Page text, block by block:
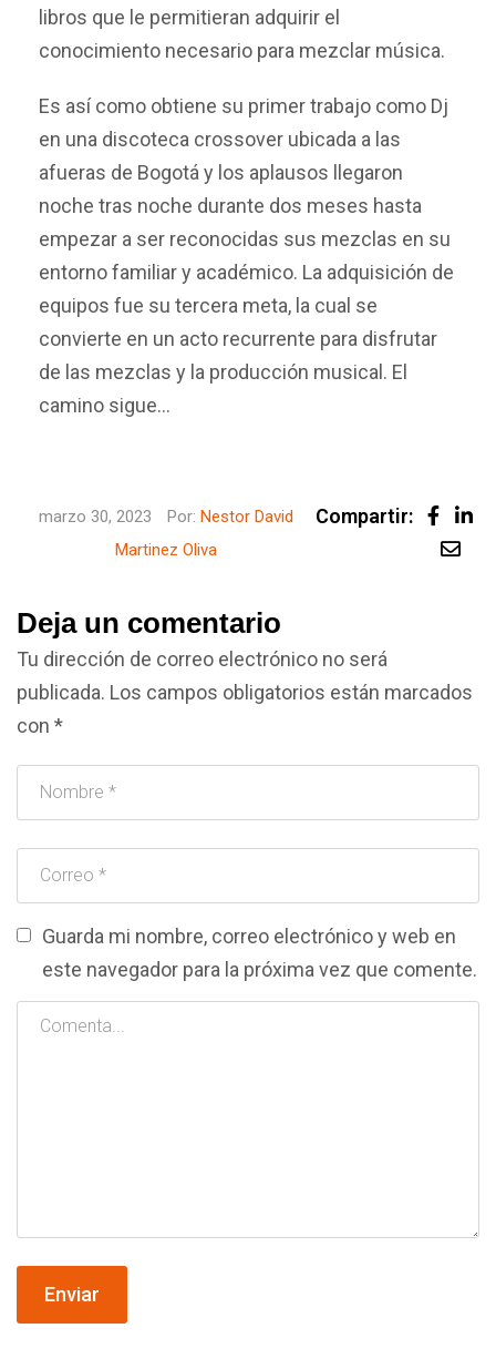
libros que le permitieran adquirir el
conocimiento necesario para mezclar música.
Es así como obtiene su primer trabajo como Dj
en una discoteca crossover ubicada a las
afueras de Bogotá y los aplausos llegaron
noche tras noche durante dos meses hasta
empezar a ser reconocidas sus mezclas en su
entorno familiar y académico. La adquisición de
equipos fue su tercera meta, la cual se
convierte en un acto recurrente para disfrutar
de las mezclas y la producción musical. El
camino sigue…
marzo 30, 2023 Por: Nestor David
Martinez Oliva
Compartir:
Deja un comentario
Tu dirección de correo electrónico no será
publicada. Los campos obligatorios están marcados
con *
Guarda mi nombre, correo electrónico y web en
este navegador para la próxima vez que comente.
Enviar